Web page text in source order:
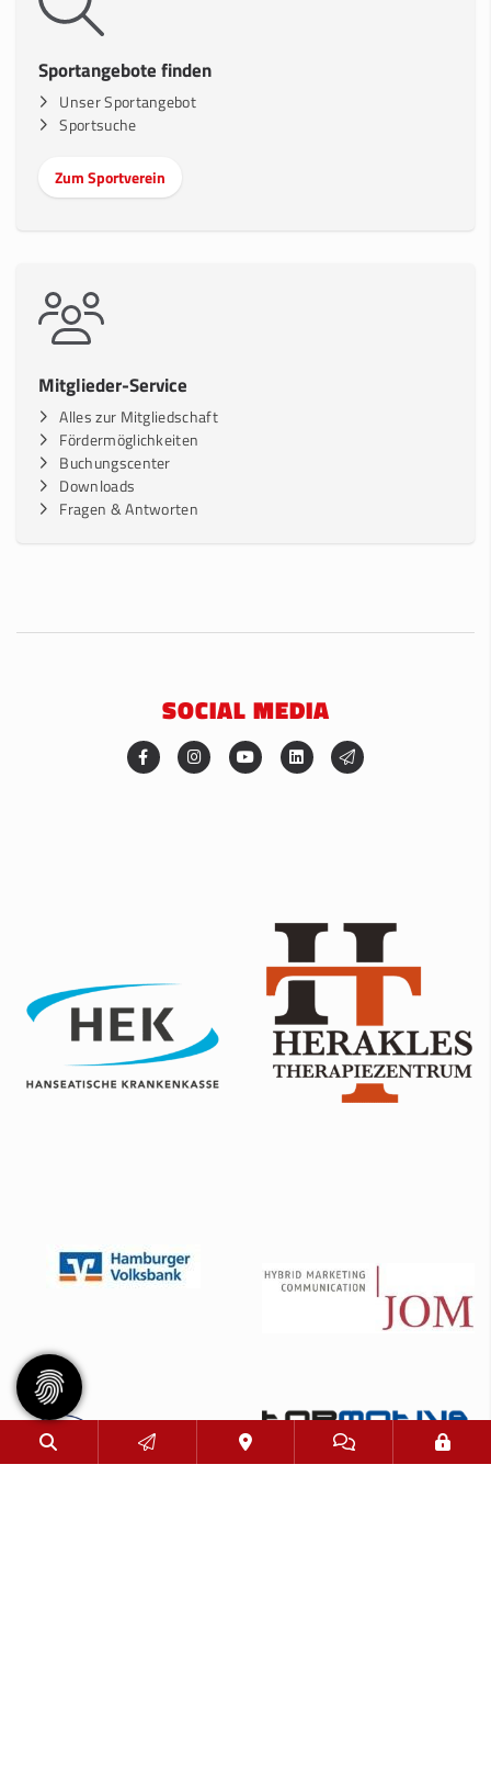
Sportangebote finden
Unser Sportangebot
Sportsuche
Zum Sportverein
Mitglieder-Service
Alles zur Mitgliedschaft
Fördermöglichkeiten
Buchungscenter
Downloads
Fragen & Antworten
SOCIAL MEDIA